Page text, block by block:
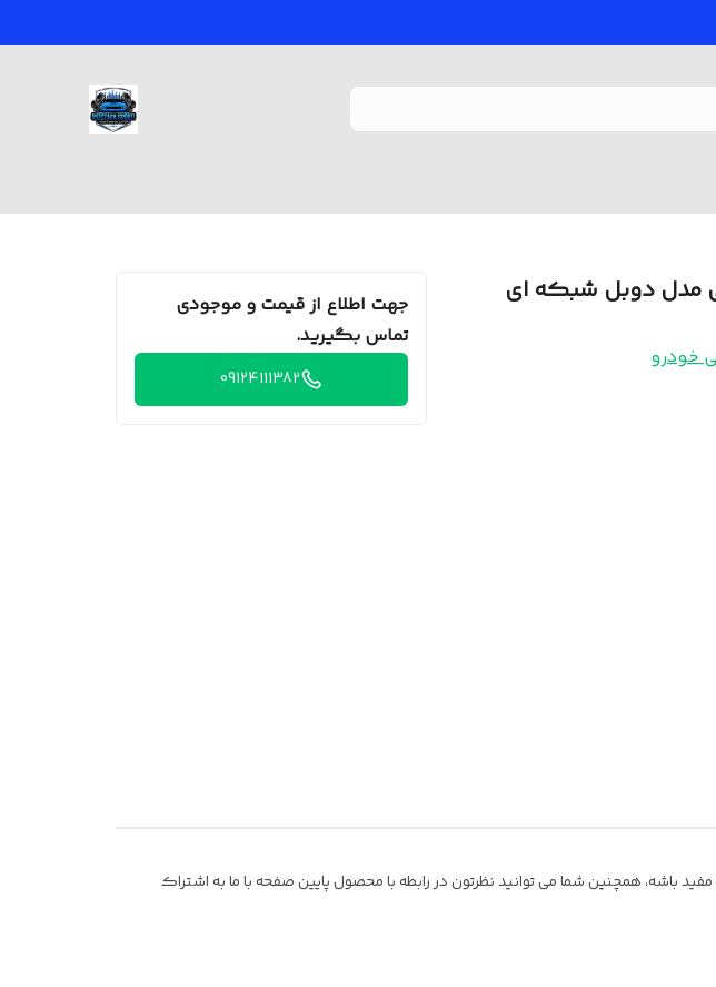
مدل دوبل شبکه ای
جهت اطلاع از قیمت و موجودی
تماس بگیرید.
09124111382
باشه، همچنین شما می توانید نظرتون در رابطه با محصول پایین صفحه با ما به اشتراک